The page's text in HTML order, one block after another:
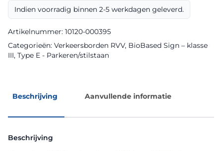
Sign
aantal
Indien voorradig binnen 2-5 werkdagen geleverd.
Artikelnummer: 10120-000395
Categorieën: Verkeersborden RVV, BioBased Sign – klasse
III, Type E - Parkeren/stilstaan
Beschrijving Aanvullende informatie
Beschrijving